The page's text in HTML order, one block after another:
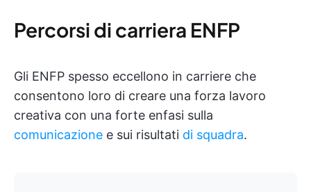
Percorsi di carriera ENFP
Gli ENFP spesso eccellono in carriere che
consentono loro di creare una forza lavoro
creativa con una forte enfasi sulla
comunicazione e sui risultati di squadra.